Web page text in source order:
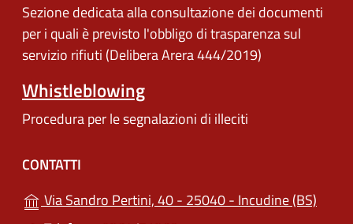
Sezione dedicata alla consultazione dei documenti
per i quali è previsto l'obbligo di trasparenza sul
servizio rifiuti (Delibera Arera 444/2019)
Whistleblowing
Procedura per le segnalazioni di illeciti
CONTATTI
Via Sandro Pertini, 40 - 25040 - Incudine (BS)